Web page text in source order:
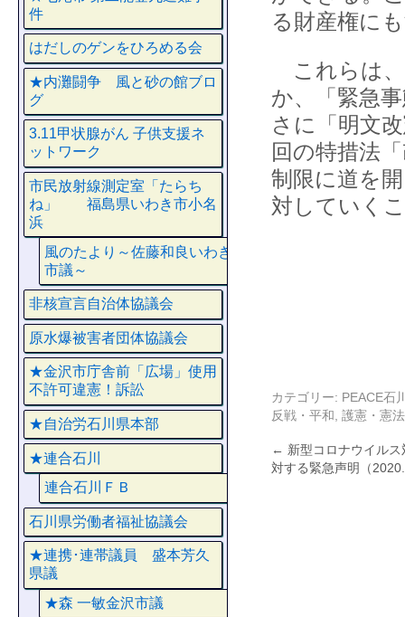
る財産権に
これらは、
か、「緊急
さに「明文
回の特措法
制限に道を
対していく
カテゴリー: PEACE石
反戦・平和 護憲・憲
← 新型コロナウイル
対する緊急声明（
件
はだしのゲンをひろめる会
★内灘闘争 風と砂の館ブロ
グ
3.11甲状腺がん 子供支援ネ
ットワーク
市民放射線測定室「たらち
ね」 福島県いわき市小名
浜
風のたより～佐藤和良いわき
市議～
非核宣言自治体協議会
原水爆被害者団体協議会
★金沢市庁舎前「広場」使用
不許可違憲！訴訟
★自治労石川県本部
★連合石川
連合石川ＦＢ
石川県労働者福祉協議会
★連携･連帯議員 盛本芳久
県議
★森 一敏金沢市議